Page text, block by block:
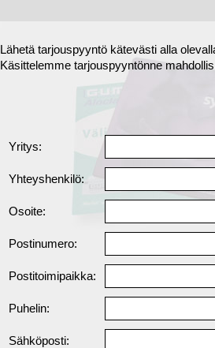
Lähetä tarjouspyyntö kätevästi alla
Käsittelemme tarjouspyyntönne
Yritys:
Yhteyshenkilö:
Osoite:
Postinumero:
Postitoimipaikka:
Puhelin:
Sähköposti: